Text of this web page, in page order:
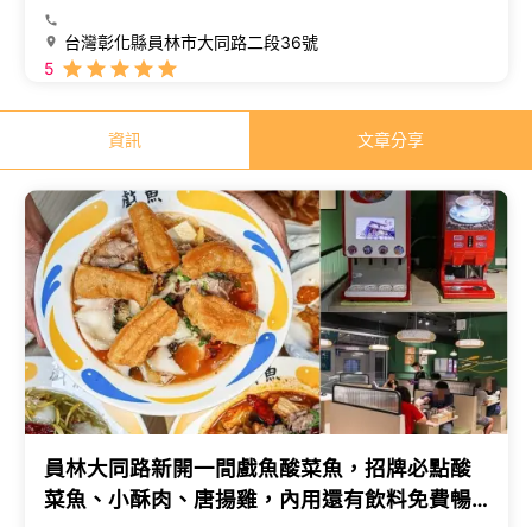
台灣彰化縣員林市大同路二段36號
5
資訊 文章分享
員林大同路新開一間戲魚酸菜魚，招牌必點酸
菜魚、小酥肉、唐揚雞，內用還有飲料免費暢